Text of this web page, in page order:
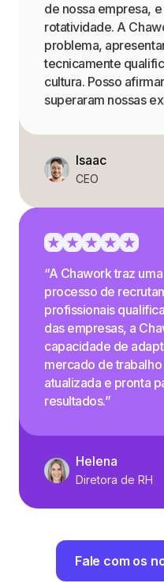
de nossa empresa,
rotatividade. A
problema,
tecnicamente
cultura. Posso
superaram nossas
Isaac
CEO
“A Chawork traz
processo de
profissionais
das empresas, a
capacidade de
mercado de
atualizada e pronta
resultados.”
Helena
Diretora de RH
Fale com os